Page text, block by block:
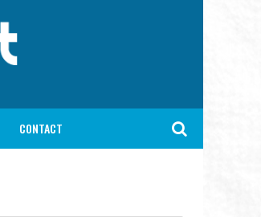
CONTACT